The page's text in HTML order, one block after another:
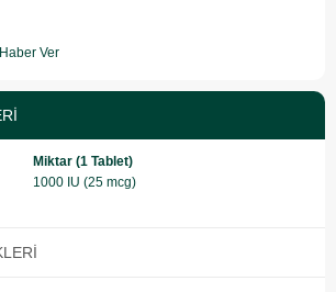
Ver
Miktar (1 Tablet)
1000 IU (25 mcg)